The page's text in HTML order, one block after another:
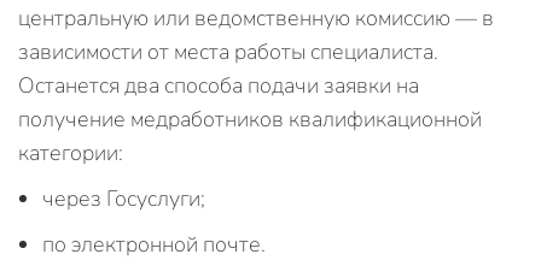
центральную или ведомственную комиссию — в
зависимости от места работы специалиста.
Останется два способа подачи заявки на
получение медработников квалификационной
категории:
через Госуслуги;
по электронной почте.